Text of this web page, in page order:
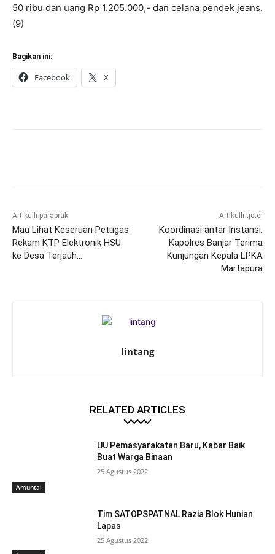
50 ribu dan uang Rp 1.205.000,- dan celana pendek jeans.
(9)
Bagikan ini:
Facebook X
Artikulli paraprak
Mau Lihat Keseruan Petugas
Rekam KTP Elektronik HSU
ke Desa Terjauh…
Artikulli tjetër
Koordinasi antar Instansi,
Kapolres Banjar Terima
Kunjungan Kepala LPKA
Martapura
lintang
RELATED ARTICLES
Amuntai
UU Pemasyarakatan Baru, Kabar Baik
Buat Warga Binaan
25 Agustus 2022
Tim SATOPSPATNAL Razia Blok Hunian
Lapas
25 Agustus 2022